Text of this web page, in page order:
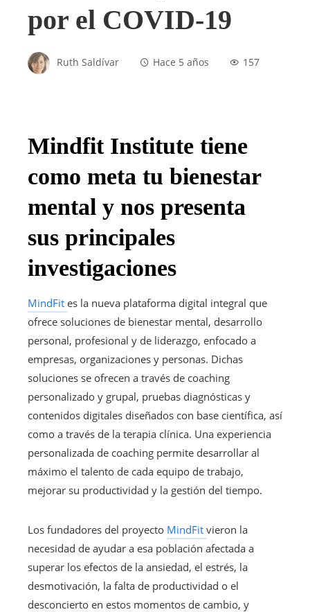
por el COVID-19
Ruth Saldívar Hace 5 años 157
Mindfit Institute tiene
como meta tu bienestar
mental y nos presenta
sus principales
investigaciones
MindFit es la nueva plataforma digital integral que
ofrece soluciones de bienestar mental, desarrollo
personal, profesional y de liderazgo, enfocado a
empresas, organizaciones y personas. Dichas
soluciones se ofrecen a través de coaching
personalizado y grupal, pruebas diagnósticas y
contenidos digitales diseñados con base científica, así
como a través de la terapia clínica. Una experiencia
personalizada de coaching permite desarrollar al
máximo el talento de cada equipo de trabajo,
mejorar su productividad y la gestión del tiempo.
Los fundadores del proyecto MindFit vieron la
necesidad de ayudar a esa población afectada a
superar los efectos de la ansiedad, el estrés, la
desmotivación, la falta de productividad o el
desconcierto en estos momentos de cambio, y